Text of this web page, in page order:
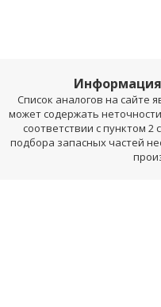
Список аналогов на сайте
может содержать
соответствии с пунктом 2
подбора запасных частей